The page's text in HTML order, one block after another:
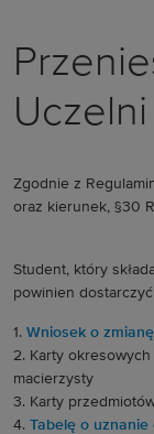
Uczelni
Zgodnie z
oraz kierunek, §30
Student, który
powinien
1. Wniosek o
2. Karty
macierzysty
3. Karty
4. Tabelę o uznanie